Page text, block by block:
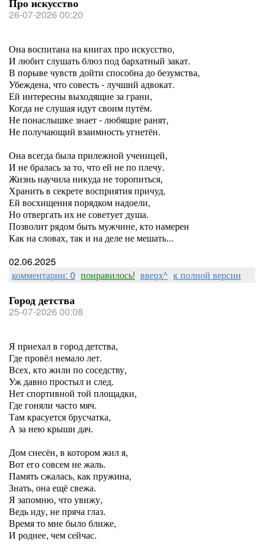
26-07-2026 00:20
Она воспитана на книгах про искусство,
И любит слушать блюз под бархатный закат.
В порыве чувств дойти способна до безумства,
Убеждена, что совесть - лучший адвокат.
Ей интересны выходящие за грани,
Когда не слушая идут своим путём.
Не понаслышке знает - любящие ранят,
Не получающий взаимность угнетён.
Она всегда была прилежной ученицей,
И не бралась за то, что ей не по плечу.
Жизнь научила никуда не торопиться,
Хранить в секрете восприятия причуд.
Ей восхищения порядком надоели,
Но отвергать их не советует душа.
Позволит рядом быть мужчине, кто намерен
Как на словах, так и на деле не мешать...
02.06.2025
комментарии: 0 понравилось! вверх^ к полной версии
Город детства
25-07-2026 00:08
Я приехал в город детства,
Где провёл немало лет.
Всех, кто жили по соседству,
Уж давно простыл и след.
Нет спортивной той площадки,
Где гоняли часто мяч.
Там красуется брусчатка,
А за нею крыши дач.
Дом снесён, в котором жил я,
Вот его совсем не жаль.
Память сжалась, как пружина,
Знать, она ещё свежа.
Я запомню, что увижу,
Ведь иду, не пряча глаз.
Время то мне было ближе,
И роднее, чем сейчас.